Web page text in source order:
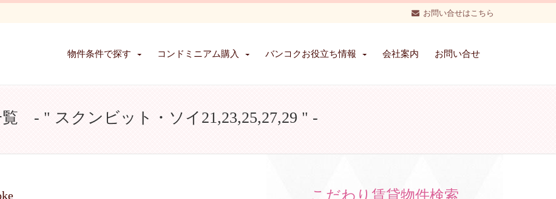
お問い合せはこちら
物件条件で探す コンドミニアム購入 バンコクお役立ち情報 会社案内 お問い合せ
- " スクンビット・ソイ21,23,25,27,29 " -
こだわり賃貸物件検索